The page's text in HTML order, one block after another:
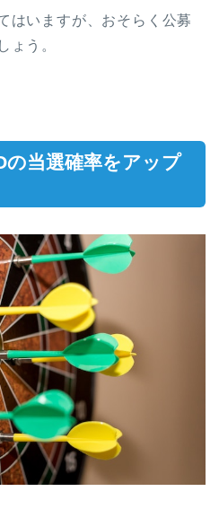
はいますが、おそらく公募
ょう。
の当選確率をアップ